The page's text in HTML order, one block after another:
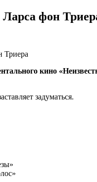
фон
кино
задуматься.